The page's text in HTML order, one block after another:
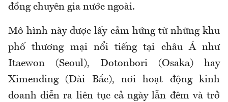
đồng chuyên gia nước ngoài.
Mô hình này được lấy cảm hứng từ những khu
phố thương mại nổi tiếng tại châu Á như
Itaewon (Seoul), Dotonbori (Osaka) hay
Ximending (Đài Bắc), nơi hoạt động kinh
doanh diễn ra liên tục cả ngày lẫn đêm và trở